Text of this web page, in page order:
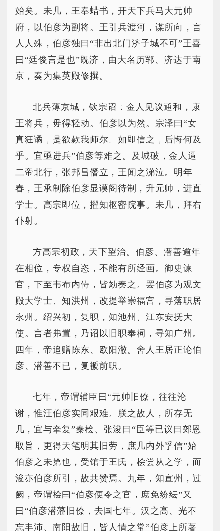
始矣。未几，王奉蜡书，开天下兵马大元帅
府，以伯彦为副将。王引兵渡河，谋所向，言
人人殊，伯彦独曰“非出北门济子城不可”王喜
曰“廷俊言是也”既济，由大名历郓、济达于南
京，奏为集英殿修撰。
北兵薄京城，钦宗诏：金人见议通和，康
王将兵，毋得轻动。伯彦以为然。宗泽曰“女
真狂谲，是欲款我师尔。如即信之，后悔何及
乎。宜亟进兵”伯彦等难之。及城破，金人逼
二帝北行，张邦昌僭立，王闻之涕泣。明年
春，王承制除伯彦显谟阁待制，升元帅，进直
学士。高宗即位，擢知枢密院事。未几，拜右
仆射。
方高宗初政，天下望治。伯彦、潜善逾年
在相位，专权自恣，不能有所经画。御史谏
官，下至韦布内侍，皆劾奏之。罢伯彦为观文
殿大学士、知洪州，改提举崇福宫，寻落职居
永州。绍兴初，复职，知池州、江东安抚大
使。言者弗置，乃诏以旧职奉祠，寻知广州。
四年，帝追赠陈东、欧阳澈。舍人王居正论伯
彦、潜善不已，复褫前职。
七年，帝谓辅臣曰“元帅旧僚，往往沦
谢，惟汪伯彦实同艰难。朕之故人，所存无
几，宜与牵复”秦桧、张浚曰“臣等已议曰郊恩
取旨，更得天笔明其旧劳，庶几内外孚信”始
伯彦之未第也，受馆于王氏，桧尝从之学，而
浚亦伯彦所引，故共赞焉。九年，知宣州，过
阙，帝谓桧曰“伯彦便令之官，庶免纷纭”又
曰“伯彦潜藩旧僚，去国七年。汉之高、光不
忘丰沛、南阳故旧，皆人情之常”伯彦上所著